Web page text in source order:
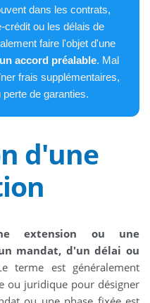
dans les contrats,
crédit ou les délais de
faire l'objet d'une
accord préalable. Mal
frais supplémentaires,
de garanties.
d'une
extension ou une
mandat, d'un délai ou
terme est généralement
ou juridique pour désigner